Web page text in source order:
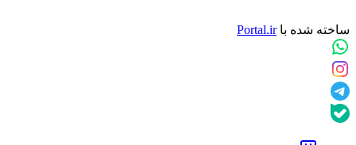
ساخته شده باPortal.ir